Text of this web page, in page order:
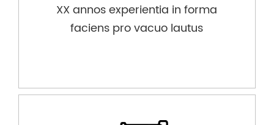
XX annos experientia in forma
faciens pro vacuo lautus